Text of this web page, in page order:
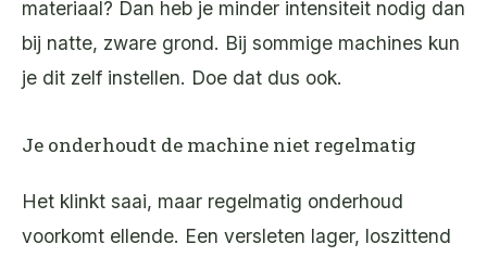
materiaal? Dan heb je minder intensiteit nodig dan
bij natte, zware grond. Bij sommige machines kun
je dit zelf instellen. Doe dat dus ook.
Je onderhoudt de machine niet regelmatig
Het klinkt saai, maar regelmatig onderhoud
voorkomt ellende. Een versleten lager, loszittend